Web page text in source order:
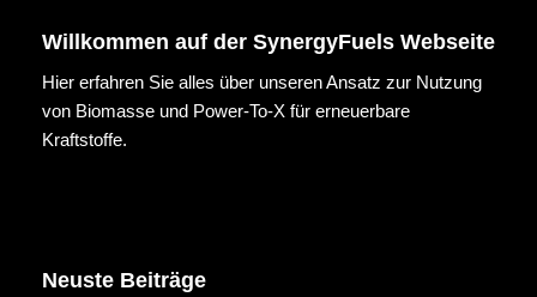
Willkommen auf der SynergyFuels Webseite
Hier erfahren Sie alles über unseren Ansatz zur Nutzung
von Biomasse und Power-To-X für erneuerbare
Kraftstoffe.
Neuste Beiträge